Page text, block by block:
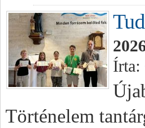
Írta:
Történelem